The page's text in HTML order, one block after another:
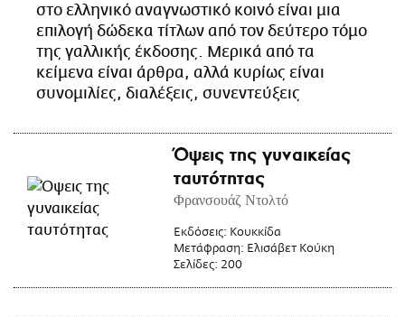
ΜΙΚΡΟΠΡΑΓΜΑΤΑ
THE GOOD LIFO
LIFOLAND
CITY GUIDE
PRINT
στο ελληνικό αναγνωστικό κοινό είναι μια
επιλογή δώδεκα τίτλων από τον δεύτερο τόμο
της γαλλικής έκδοσης. Μερικά από τα
κείμενα είναι άρθρα, αλλά κυρίως είναι
συνομιλίες, διαλέξεις, συνεντεύξεις
Όψεις της γυναικείας
ταυτότητας
Φρανσουάζ Ντολτό
Εκδόσεις: Κουκκίδα
Μετάφραση: Ελισάβετ Κούκη
Σελίδες: 200